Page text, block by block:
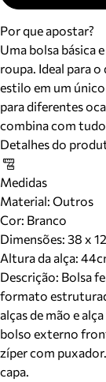
Por que apostar?
Uma bolsa básica
roupa. Ideal para
estilo em um
para diferentes
combina com
Detalhes do
Medidas
Material: Outros
Cor: Branco
Dimensões: 38 x
Altura da alça: 44
Descrição: Bolsa
formato
alças de mão e
bolso externo
zíper com
capa.